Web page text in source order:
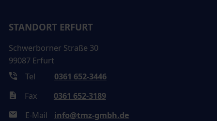
STANDORT ERFURT
Schwerborner Straße 30
99087 Erfurt
Tel
0361 652-3446
Fax
0361 652-3189
E-Mail
info@tmz-gmbh.de